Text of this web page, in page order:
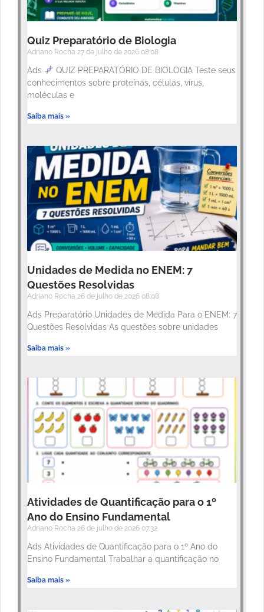
Quiz Preparatório de Biologia
Adriano Rocha 27 de julho de 2026 08:08
Ads
QUIZ PREPARATÓRIO DE BIOLOGIA Teste seus
conhecimentos sobre proteínas, células, vírus,
moléculas e
Saiba mais »
Unidades de Medida no ENEM: 7
Questões Resolvidas
Adriano Rocha 26 de julho de 2026 08:08
Ads Preparatório Unidades de Medida Para o ENEM: 7
Questões Resolvidas As questões sobre unidades
Saiba mais »
Atividades de Quantificação para o 1º
Ano do Ensino Fundamental
Adriano Rocha 26 de julho de 2026 07:32
Ads Atividades de Quantificação para o 1º Ano do
Ensino Fundamental Trabalhar a quantificação no
Saiba mais »